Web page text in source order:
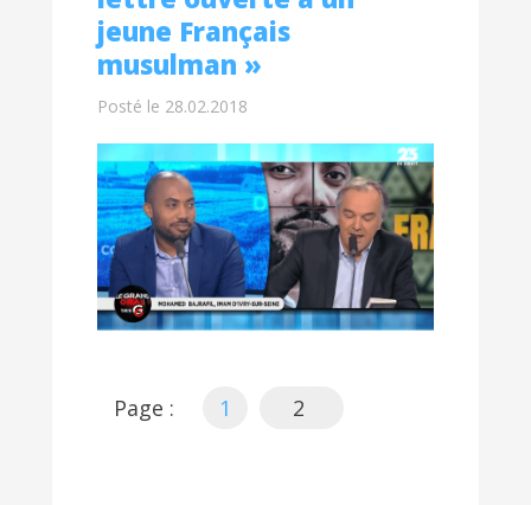
jeune Français
musulman »
Posté le 28.02.2018
Page : 1 2